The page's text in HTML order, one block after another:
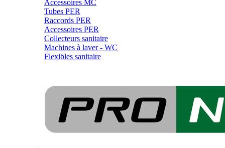
Accessoires MC
Tubes PER
Raccords PER
Accessoires PER
Collecteurs sanitaire
Machines à laver - WC
Flexibles sanitaire